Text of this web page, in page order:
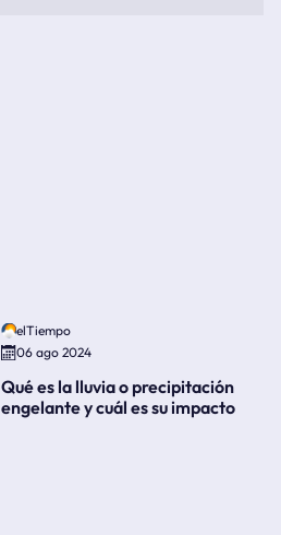
elTiempo
06 ago 2024
Qué es la lluvia o precipitación
engelante y cuál es su impacto